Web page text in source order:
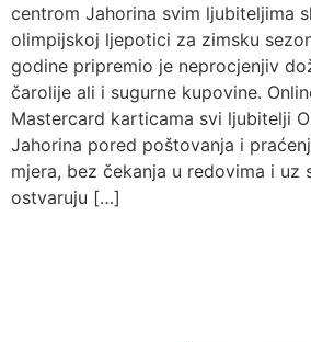
centrom Jahorina svim ljubiteljima
olimpijskoj ljepotici za zimsku
godine pripremio je neprocjenjiv
čarolije ali i sugurne kupovine.
Mastercard karticama svi ljubitelji
Jahorina pored poštovanja i
mjera, bez čekanja u redovima i uz
ostvaruju […]